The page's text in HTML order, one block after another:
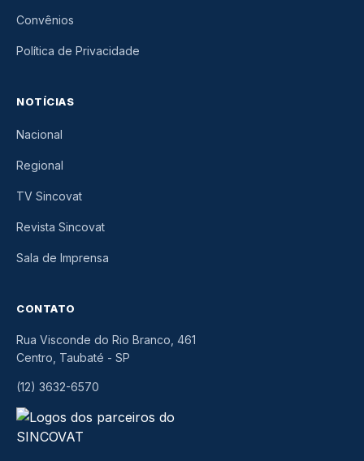
Convênios
Política de Privacidade
NOTÍCIAS
Nacional
Regional
TV Sincovat
Revista Sincovat
Sala de Imprensa
CONTATO
Rua Visconde do Rio Branco, 461
Centro, Taubaté - SP
(12) 3632-6570